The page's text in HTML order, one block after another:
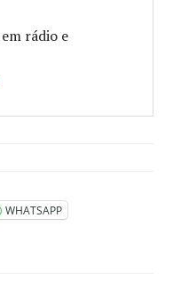
rádio e
WHATSAPP